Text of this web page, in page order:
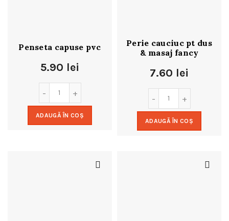
Penseta capuse pvc
5.90 lei
ADAUGĂ ÎN COȘ
Perie cauciuc pt dus
& masaj fancy
7.60 lei
ADAUGĂ ÎN COȘ